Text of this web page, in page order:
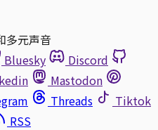
多元声音
Bluesky
Discord
Mastodon
Threads
Tiktok
RSS